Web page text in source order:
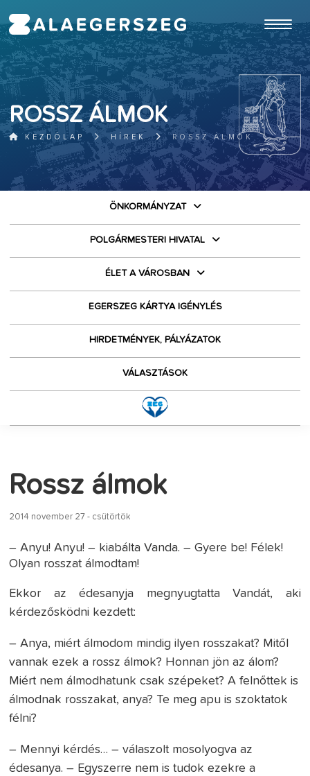
ROSSZ ÁLMOK
KEZDŐLAP HÍREK ROSSZ ÁLMOK
ÖNKORMÁNYZAT
POLGÁRMESTERI HIVATAL
ÉLET A VÁROSBAN
EGERSZEG KÁRTYA IGÉNYLÉS
HIRDETMÉNYEK, PÁLYÁZATOK
VÁLASZTÁSOK
Rossz álmok
2014 november 27 - csütörtök
– Anyu! Anyu! – kiabálta Vanda. – Gyere be! Félek!
Olyan rosszat álmodtam!
Ekkor az édesanyja megnyugtatta Vandát, aki
kérdezősködni kezdett:
– Anya, miért álmodom mindig ilyen rosszakat? Mitől
vannak ezek a rossz álmok? Honnan jön az álom?
Miért nem álmodhatunk csak szépeket? A felnőttek is
álmodnak rosszakat, anya? Te meg apu is szoktatok
félni?
– Mennyi kérdés… – válaszolt mosolyogva az
édesanya. – Egyszerre nem is tudok ezekre a